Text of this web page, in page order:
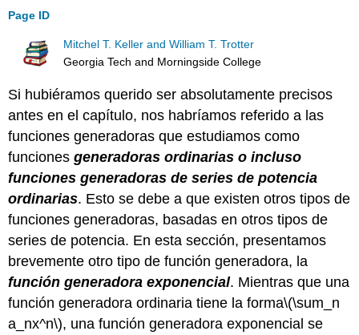
Page ID
Mitchel T. Keller and William T. Trotter
Georgia Tech and Morningside College
Si hubiéramos querido ser absolutamente precisos
antes en el capítulo, nos habríamos referido a las
funciones generadoras que estudiamos como
funcionesgeneradoras ordinarias o incluso
funciones generadoras de series de potencia
ordinarias. Esto se debe a que existen otros tipos de
funciones generadoras, basadas en otros tipos de
series de potencia. En esta sección, presentamos
brevemente otro tipo de función generadora, la
función generadora exponencial. Mientras que una
función generadora ordinaria tiene la forma\(\sum_n
a_nx^n\), una función generadora exponencial se